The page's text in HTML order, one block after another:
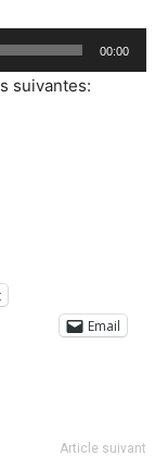
00:00
suivantes:
Email
Article suivant